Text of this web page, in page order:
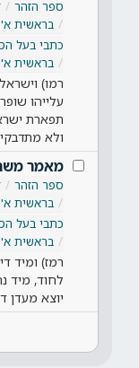
ספר הזהר
בראשית א'
כתבי בעל
בראשית א'
רמו)
עלייהו
תפארת
ולא
מאמר
ספר הזהר
בראשית א'
כתבי בעל
בראשית א'
רמז) ומיד
לחוד, מיד
יוצא מעדן